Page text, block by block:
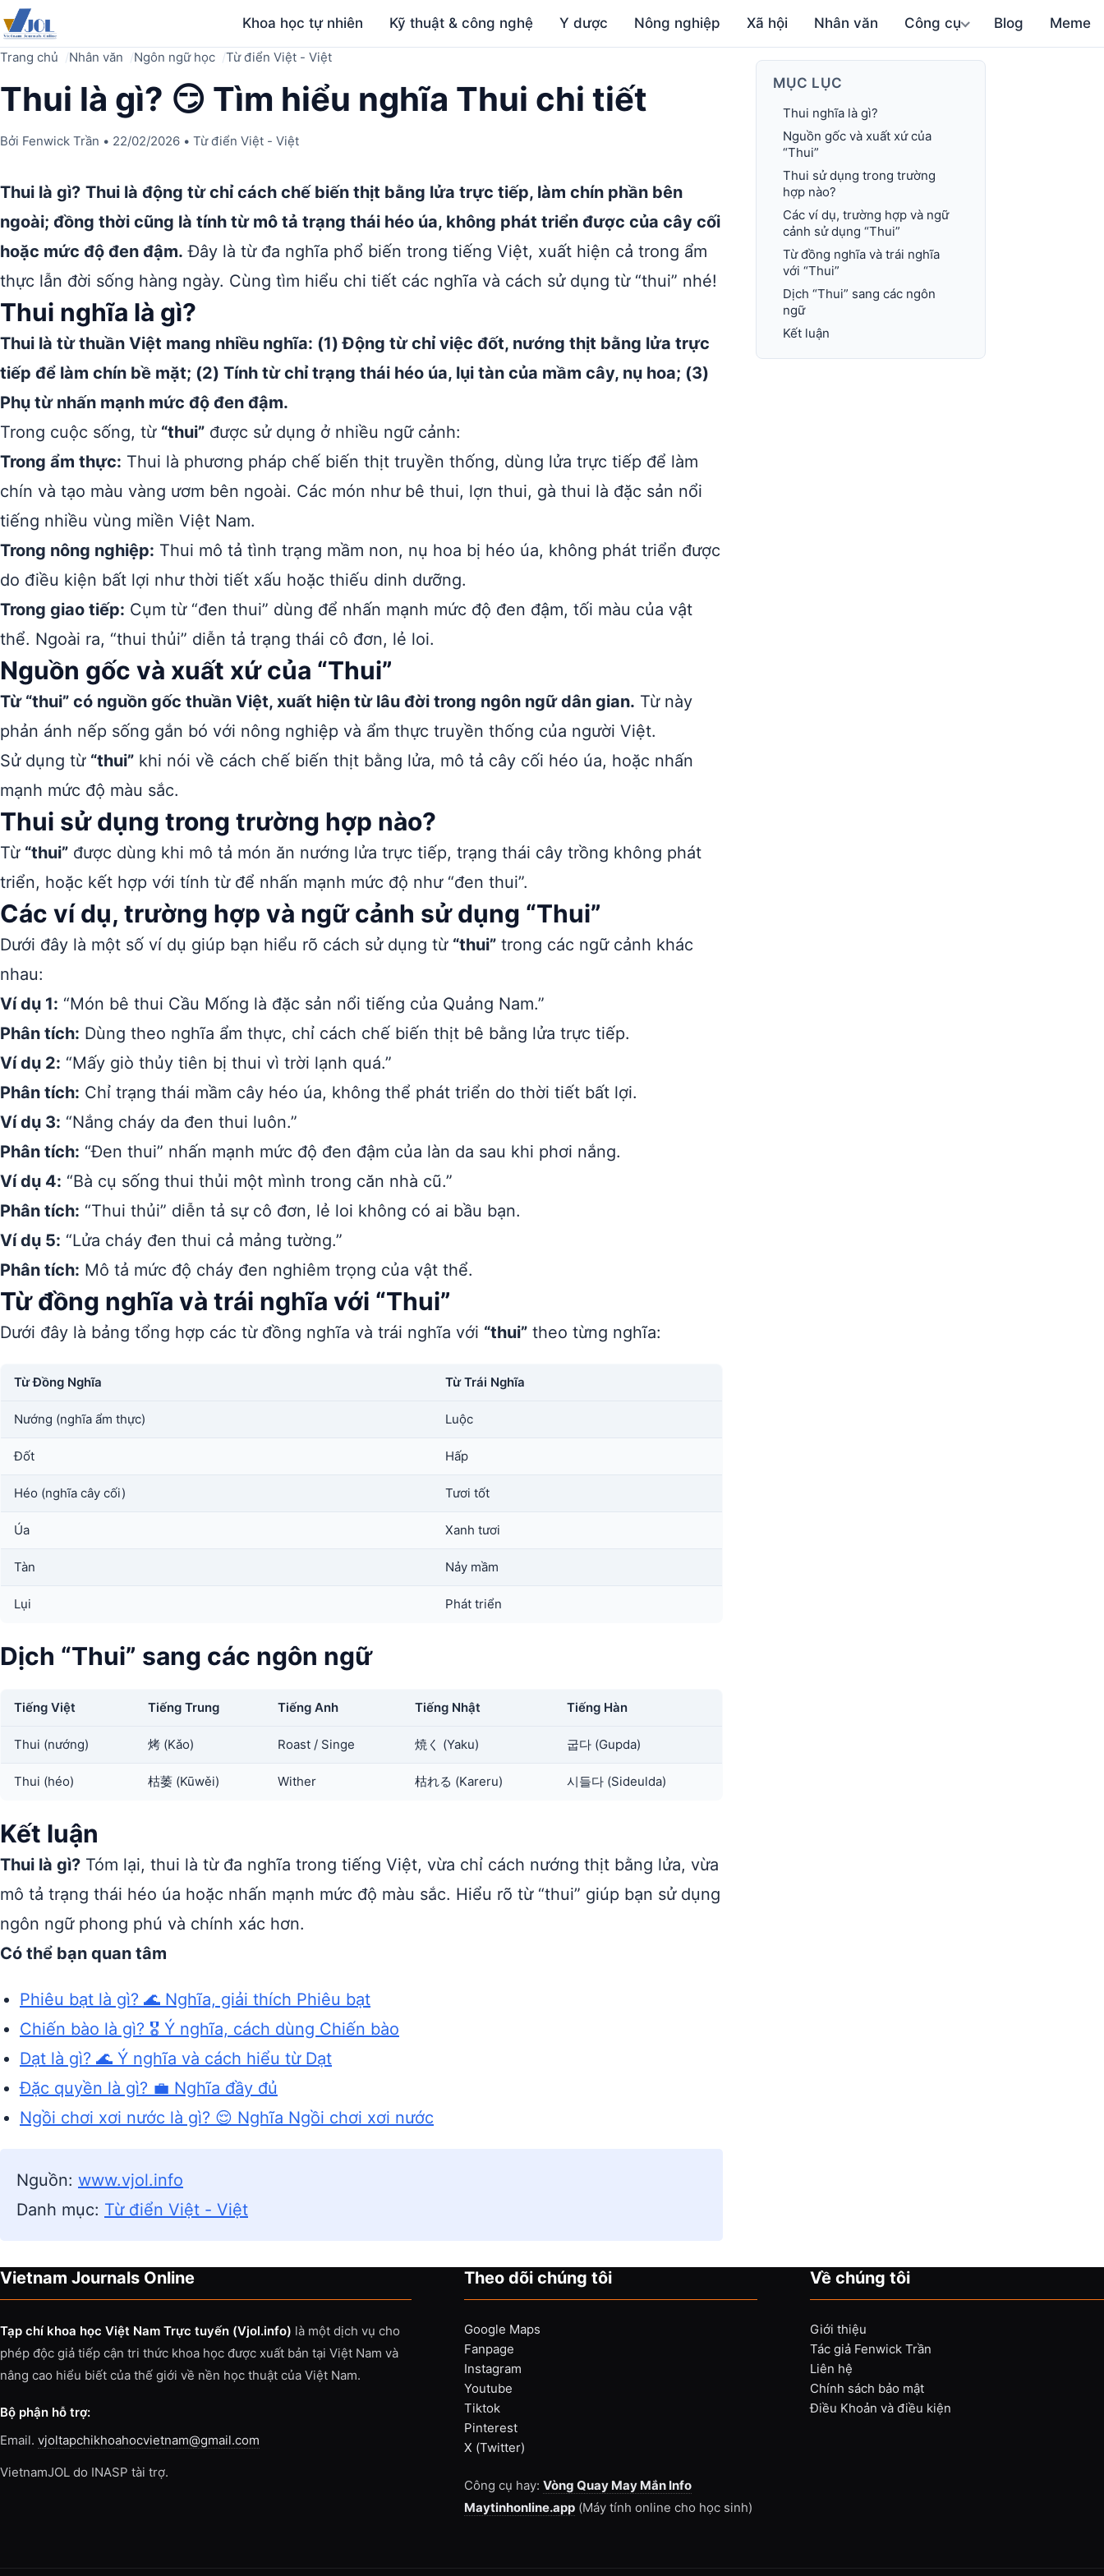
Khoa học tự nhiên Kỹ thuật & công nghệ Y dược Nông nghiệp Xã hội Nhân văn Công cụ Blog Meme
Trang chủ Nhân văn Ngôn ngữ học Từ điển Việt - Việt
Thui là gì? 😏 Tìm hiểu nghĩa Thui chi tiết
Bởi Fenwick Trần • 22/02/2026 • Từ điển Việt - Việt
Thui là gì? Thui là động từ chỉ cách chế biến thịt bằng lửa trực tiếp, làm chín phần bên
ngoài; đồng thời cũng là tính từ mô tả trạng thái héo úa, không phát triển được của cây cối
hoặc mức độ đen đậm. Đây là từ đa nghĩa phổ biến trong tiếng Việt, xuất hiện cả trong ẩm
thực lẫn đời sống hàng ngày. Cùng tìm hiểu chi tiết các nghĩa và cách sử dụng từ “thui” nhé!
Thui nghĩa là gì?
Thui là từ thuần Việt mang nhiều nghĩa: (1) Động từ chỉ việc đốt, nướng thịt bằng lửa trực
tiếp để làm chín bề mặt; (2) Tính từ chỉ trạng thái héo úa, lụi tàn của mầm cây, nụ hoa; (3)
Phụ từ nhấn mạnh mức độ đen đậm.
Trong cuộc sống, từ “thui” được sử dụng ở nhiều ngữ cảnh:
Trong ẩm thực: Thui là phương pháp chế biến thịt truyền thống, dùng lửa trực tiếp để làm
chín và tạo màu vàng ươm bên ngoài. Các món như bê thui, lợn thui, gà thui là đặc sản nổi
tiếng nhiều vùng miền Việt Nam.
Trong nông nghiệp: Thui mô tả tình trạng mầm non, nụ hoa bị héo úa, không phát triển được
do điều kiện bất lợi như thời tiết xấu hoặc thiếu dinh dưỡng.
Trong giao tiếp: Cụm từ “đen thui” dùng để nhấn mạnh mức độ đen đậm, tối màu của vật
thể. Ngoài ra, “thui thủi” diễn tả trạng thái cô đơn, lẻ loi.
Nguồn gốc và xuất xứ của “Thui”
Từ “thui” có nguồn gốc thuần Việt, xuất hiện từ lâu đời trong ngôn ngữ dân gian. Từ này
phản ánh nếp sống gắn bó với nông nghiệp và ẩm thực truyền thống của người Việt.
Sử dụng từ “thui” khi nói về cách chế biến thịt bằng lửa, mô tả cây cối héo úa, hoặc nhấn
mạnh mức độ màu sắc.
Thui sử dụng trong trường hợp nào?
Từ “thui” được dùng khi mô tả món ăn nướng lửa trực tiếp, trạng thái cây trồng không phát
triển, hoặc kết hợp với tính từ để nhấn mạnh mức độ như “đen thui”.
Các ví dụ, trường hợp và ngữ cảnh sử dụng “Thui”
Dưới đây là một số ví dụ giúp bạn hiểu rõ cách sử dụng từ “thui” trong các ngữ cảnh khác
nhau:
Ví dụ 1: “Món bê thui Cầu Mống là đặc sản nổi tiếng của Quảng Nam.”
Phân tích: Dùng theo nghĩa ẩm thực, chỉ cách chế biến thịt bê bằng lửa trực tiếp.
Ví dụ 2: “Mấy giò thủy tiên bị thui vì trời lạnh quá.”
Phân tích: Chỉ trạng thái mầm cây héo úa, không thể phát triển do thời tiết bất lợi.
Ví dụ 3: “Nắng cháy da đen thui luôn.”
Phân tích: “Đen thui” nhấn mạnh mức độ đen đậm của làn da sau khi phơi nắng.
Ví dụ 4: “Bà cụ sống thui thủi một mình trong căn nhà cũ.”
Phân tích: “Thui thủi” diễn tả sự cô đơn, lẻ loi không có ai bầu bạn.
Ví dụ 5: “Lửa cháy đen thui cả mảng tường.”
Phân tích: Mô tả mức độ cháy đen nghiêm trọng của vật thể.
Từ đồng nghĩa và trái nghĩa với “Thui”
Dưới đây là bảng tổng hợp các từ đồng nghĩa và trái nghĩa với “thui” theo từng nghĩa:
Từ Đồng Nghĩa Từ Trái Nghĩa
Nướng (nghĩa ẩm thực) Luộc
Đốt Hấp
Héo (nghĩa cây cối) Tươi tốt
Úa Xanh tươi
Tàn Nảy mầm
Lụi Phát triển
Dịch “Thui” sang các ngôn ngữ
Tiếng Việt Tiếng Trung Tiếng Anh Tiếng Nhật Tiếng Hàn
Thui (nướng) 烤 (Kǎo) Roast / Singe 焼く (Yaku) 굽다 (Gupda)
Thui (héo) 枯萎 (Kūwěi) Wither 枯れる (Kareru) 시들다 (Sideulda)
Kết luận
Thui là gì? Tóm lại, thui là từ đa nghĩa trong tiếng Việt, vừa chỉ cách nướng thịt bằng lửa, vừa
mô tả trạng thái héo úa hoặc nhấn mạnh mức độ màu sắc. Hiểu rõ từ “thui” giúp bạn sử dụng
ngôn ngữ phong phú và chính xác hơn.
Có thể bạn quan tâm
Phiêu bạt là gì? 🌊 Nghĩa, giải thích Phiêu bạt
Chiến bào là gì? 🎖️ Ý nghĩa, cách dùng Chiến bào
Dạt là gì? 🌊 Ý nghĩa và cách hiểu từ Dạt
Đặc quyền là gì? 💼 Nghĩa đầy đủ
Ngồi chơi xơi nước là gì? 😌 Nghĩa Ngồi chơi xơi nước
Nguồn: www.vjol.info
Danh mục: Từ điển Việt - Việt
MỤC LỤC
Thui nghĩa là gì?
Nguồn gốc và xuất xứ của
“Thui”
Thui sử dụng trong trường
hợp nào?
Các ví dụ, trường hợp và ngữ
cảnh sử dụng “Thui”
Từ đồng nghĩa và trái nghĩa
với “Thui”
Dịch “Thui” sang các ngôn
ngữ
Kết luận
Vietnam Journals Online
Tạp chí khoa học Việt Nam Trực tuyến (Vjol.info) là một dịch vụ cho
phép độc giả tiếp cận tri thức khoa học được xuất bản tại Việt Nam và
nâng cao hiểu biết của thế giới về nền học thuật của Việt Nam.
Bộ phận hỗ trợ:
Email. vjoltapchikhoahocvietnam@gmail.com
VietnamJOL do INASP tài trợ.
Theo dõi chúng tôi
Google Maps
Fanpage
Instagram
Youtube
Tiktok
Pinterest
X (Twitter)
Công cụ hay: Vòng Quay May Mắn Info
Maytinhonline.app(Máy tính online cho học sinh)
Về chúng tôi
Giới thiệu
Tác giả Fenwick Trần
Liên hệ
Chính sách bảo mật
Điều Khoản và điều kiện